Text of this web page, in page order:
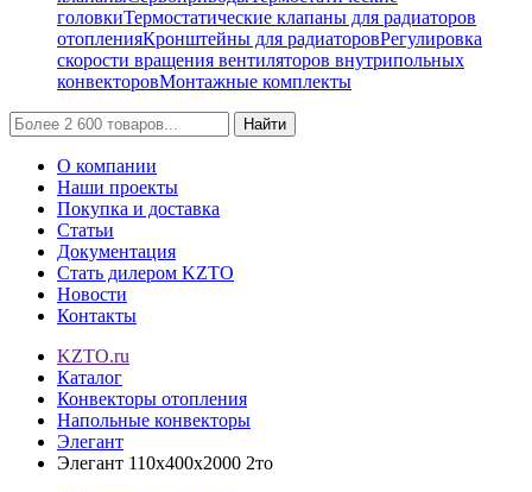
головкиТермостатические клапаны для радиаторов
отопленияКронштейны для радиаторовРегулировка
скорости вращения вентиляторов внутрипольных
конвекторовМонтажные комплекты
Найти
О компании
Наши проекты
Покупка и доставка
Статьи
Документация
Стать дилером KZTO
Новости
Контакты
KZTO.ru
Каталог
Конвекторы отопления
Напольные конвекторы
Элегант
Элегант 110x400x2000 2то